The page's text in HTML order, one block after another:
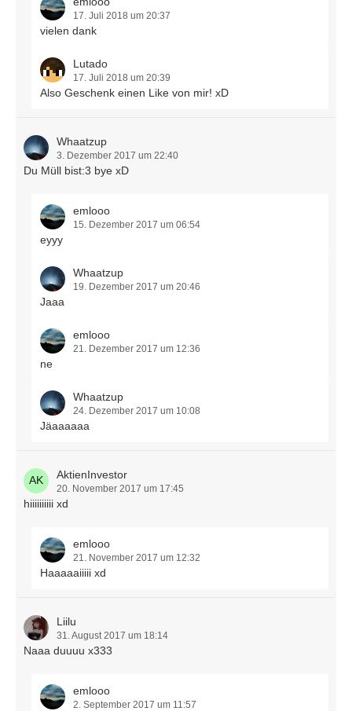
17. Juli 2018 um 20:37
vielen dank
Lutado
17. Juli 2018 um 20:39
Also Geschenk einen Like von mir! xD
Whaatzup
3. Dezember 2017 um 22:40
Du Müll bist:3 bye xD
emlooo
15. Dezember 2017 um 06:54
eyyy
Whaatzup
19. Dezember 2017 um 20:46
Jaaa
emlooo
21. Dezember 2017 um 12:36
ne
Whaatzup
24. Dezember 2017 um 10:08
Jäaaaaaa
AktienInvestor
20. November 2017 um 17:45
hiiiiiiiiii xd
emlooo
21. November 2017 um 12:32
Haaaaaiiiii xd
Liilu
31. August 2017 um 18:14
Naaa duuuu x333
emlooo
2. September 2017 um 11:57